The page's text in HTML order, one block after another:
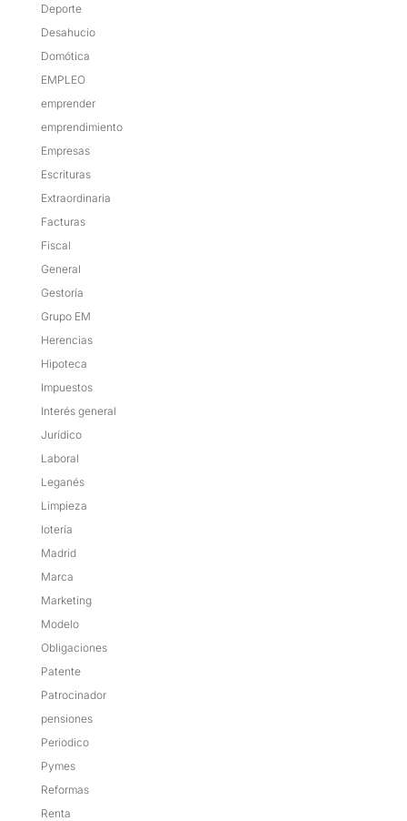
Deporte
Desahucio
Domótica
EMPLEO
emprender
emprendimiento
Empresas
Escrituras
Extraordinaria
Facturas
Fiscal
General
Gestoría
Grupo EM
Herencias
Hipoteca
Impuestos
Interés general
Jurídico
Laboral
Leganés
Limpieza
lotería
Madrid
Marca
Marketing
Modelo
Obligaciones
Patente
Patrocinador
pensiones
Periodico
Pymes
Reformas
Renta